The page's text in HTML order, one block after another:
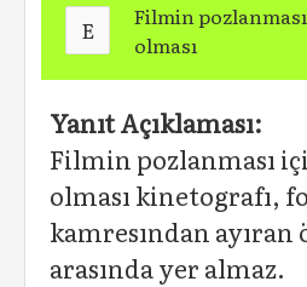
E
Filmin
olması
Yanıt Açıklaması:
Filmin pozlanması
olması kinetografı,
kamresından
arasında yer almaz.